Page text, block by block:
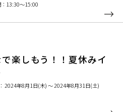
13:30〜15:00
楽しもう！！夏休みイ
2024年8月1日(木) ～ 2024年8月31日(土)